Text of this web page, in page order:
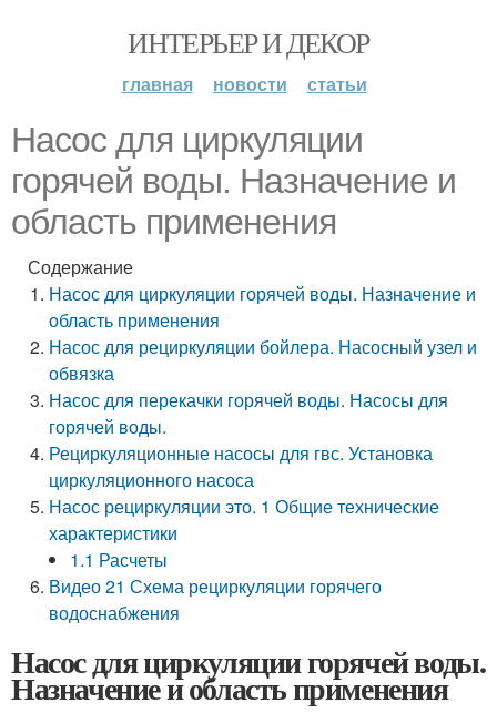
ИНТЕРЬЕР И ДЕКОР
главная новости статьи
Насос для циркуляции
горячей воды. Назначение и
область применения
Содержание
Насос для циркуляции горячей воды. Назначение и
область применения
Насос для рециркуляции бойлера. Насосный узел и
обвязка
Насос для перекачки горячей воды. Насосы для
горячей воды.
Рециркуляционные насосы для гвс. Установка
циркуляционного насоса
Насос рециркуляции это. 1 Общие технические
характеристики
1.1 Расчеты
Видео 21 Схема рециркуляции горячего
водоснабжения
Насос для циркуляции горячей воды.
Назначение и область применения